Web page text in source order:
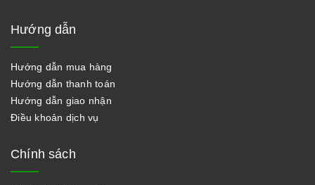
Hướng dẫn
Hướng dẫn mua hàng
Hướng dẫn thanh toán
Hướng dẫn giao nhận
Điều khoản dịch vụ
Chính sách